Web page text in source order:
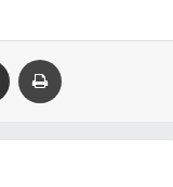
E-posta ile paylaş